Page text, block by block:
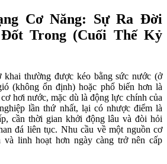
Cơ Năng: Sự Ra Đời
Trong (Cuối Thế Kỷ
khai thường được kéo bằng sức nước (ở
(không ổn định) hoặc phổ biến hơn là
hơi nước, mặc dù là động lực chính của
lần thứ nhất, lại có nhược điểm là
cần thời gian khởi động lâu và đòi hỏi
đá liên tục. Nhu cầu về một nguồn cơ
và linh hoạt hơn ngày càng trở nên cấp